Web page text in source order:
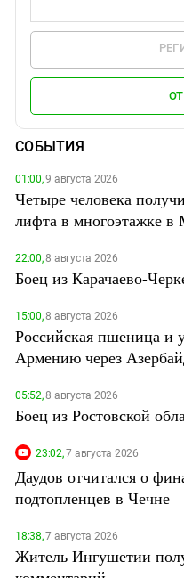
СОБЫТИЯ
01:00,9 августа 2026
Четыре человека
лифта в многоэтажке в
22:00,8 августа 2026
Боец из Карачаево-
15:00,8 августа 2026
Российская пшеница и
Армению через
05:52,8 августа 2026
Боец из Ростовской
23:02,7 августа 2026
Даудов отчитался о
подтопленцев в Чечне
18:38,7 августа 2026
Житель Ингушетии